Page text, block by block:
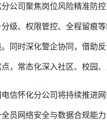
公司聚焦岗位风险精准防
级、权限管控、全程留痕
同时深化警企协同，借助
，常态化深入社区、校园
信怀化分公司将持续推进
员网络安全与数据合规能